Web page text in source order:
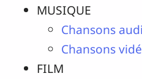
MUSIQUE
Chansons
Chansons
FILM